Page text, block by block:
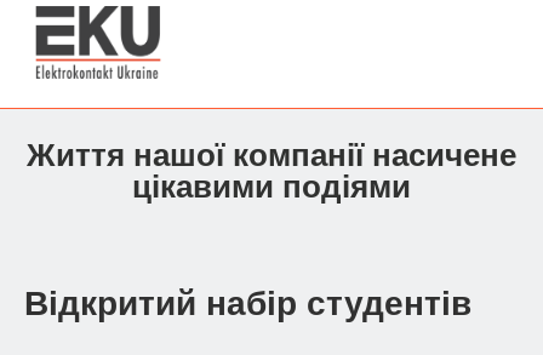
Життя нашої компанії насичене
цікавими подіями
Відкритий набір студентів